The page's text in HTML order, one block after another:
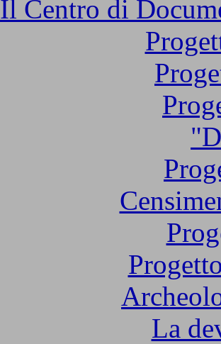
Il Centro di
La